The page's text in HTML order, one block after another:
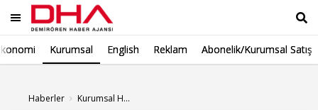
Kurumsal English Reklam Abonelik/Kurumsal Satış
Haberler Kurumsal Haberleri